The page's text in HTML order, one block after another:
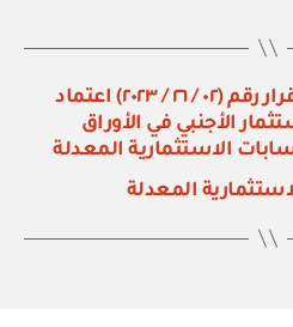
هيئة السوق المالية: قرار رقم (٠٢ / ٢٦ / ٢٠٢٣) اعتماد
الأجنبي في الأوراق
الاستثمارية المعدلة
المعدلة